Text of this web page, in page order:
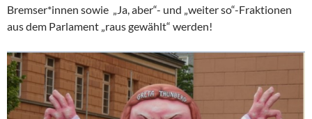
Bremser*innen sowie „Ja, aber“- und „weiter so“-Fraktionen
aus dem Parlament „raus gewählt“ werden!